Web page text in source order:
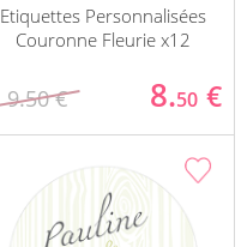
Etiquettes Personnalisées
Couronne Fleurie x12
9.50 € 8.50 €